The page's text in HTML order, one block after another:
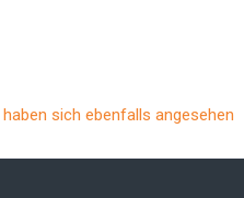
haben sich ebenfalls angesehen